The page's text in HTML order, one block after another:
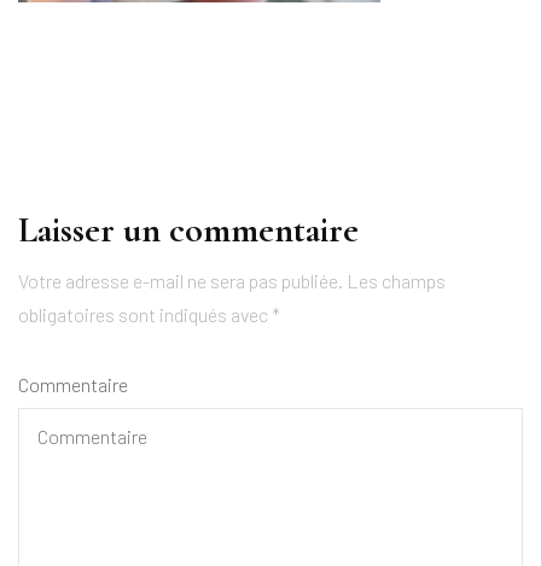
Laisser un commentaire
Votre adresse e-mail ne sera pas publiée. Les champs
obligatoires sont indiqués avec *
Commentaire